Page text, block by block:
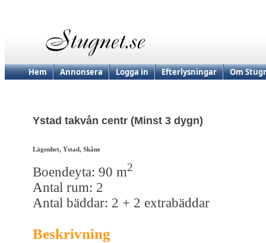
Hem Annonsera Logga in Efterlysningar Om
Ystad takvån centr (Minst 3 dygn)
Lägenhet, Ystad, Skåne
Boendeyta: 90 m2
Antal rum: 2
Antal bäddar: 2 + 2 extrabäddar
Beskrivning